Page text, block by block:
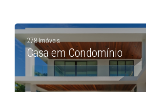
278 Imóveis
Casa em Condomínio